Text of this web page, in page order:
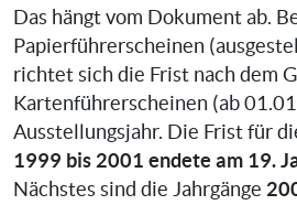
Das hängt vom Dokument ab.
Papierführerscheinen
richtet sich die Frist nach dem
Kartenführerscheinen (ab
Ausstellungsjahr. Die Frist für
1999 bis 2001 endete am 19.
Nächstes sind die Jahrgänge